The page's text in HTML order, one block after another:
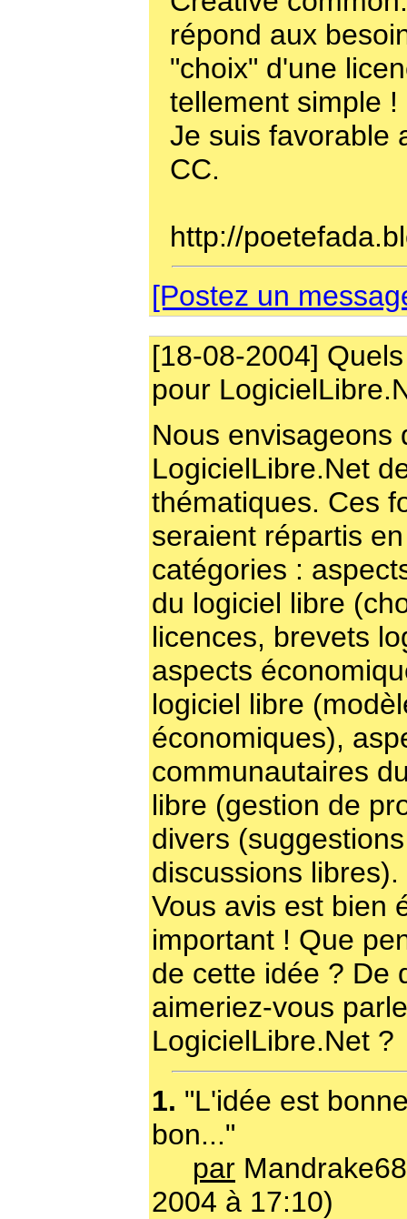
répond aux
"choix" d'une
tellement simple !
Je suis favorable
CC.
http://
[Postez un
[18-08-2004]
pour
Nous envisageons
LogicielLibre.Net
thématiques. Ces
seraient répartis
catégories :
du logiciel libre
licences, brevets
aspects
logiciel libre
économiques),
communautaires
libre (gestion de
divers
discussions libres).
Vous avis est bien
important ! Que
de cette idée ? De
aimeriez-vous
LogicielLibre.Net ?
1. "L'idée est
bon..."
par
2004 à 17:10)